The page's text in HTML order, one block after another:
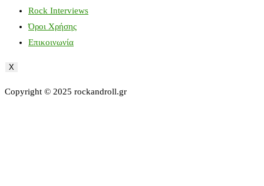
Rock Interviews
Όροι Χρήσης
Επικοινωνία
X
Copyright © 2025 rockandroll.gr